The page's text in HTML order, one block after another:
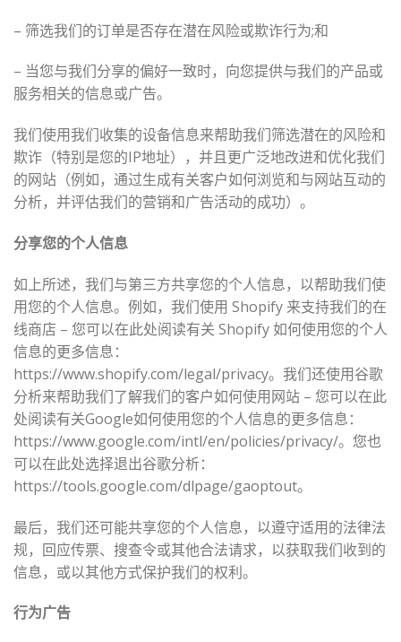
– 筛选我们的订单是否存在潜在风险或欺诈行为;和
– 当您与我们分享的偏好一致时，向您提供与我们的产品或
服务相关的信息或广告。
我们使用我们收集的设备信息来帮助我们筛选潜在的风险和
欺诈（特别是您的IP地址），并且更广泛地改进和优化我们
的网站（例如，通过生成有关客户如何浏览和与网站互动的
分析，并评估我们的营销和广告活动的成功）。
分享您的个人信息
如上所述，我们与第三方共享您的个人信息，以帮助我们使
用您的个人信息。例如，我们使用 Shopify 来支持我们的在
线商店 – 您可以在此处阅读有关 Shopify 如何使用您的个人
信息的更多信息：
https://www.shopify.com/legal/privacy。我们还使用谷歌
分析来帮助我们了解我们的客户如何使用网站 – 您可以在此
处阅读有关Google如何使用您的个人信息的更多信息：
https://www.google.com/intl/en/policies/privacy/。您也
可以在此处选择退出谷歌分析：
https://tools.google.com/dlpage/gaoptout。
最后，我们还可能共享您的个人信息，以遵守适用的法律法
规，回应传票、搜查令或其他合法请求，以获取我们收到的
信息，或以其他方式保护我们的权利。
行为广告